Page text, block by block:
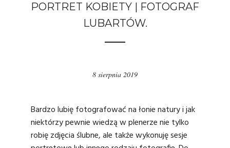
PORTRET KOBIETY | FOTOGRAF
LUBARTÓW.
8 sierpnia 2019
Bardzo lubię fotografować na łonie natury i jak
niektórzy pewnie wiedzą w plenerze nie tylko
robięzdjęcia ślubne, ale także wykonuję sesje